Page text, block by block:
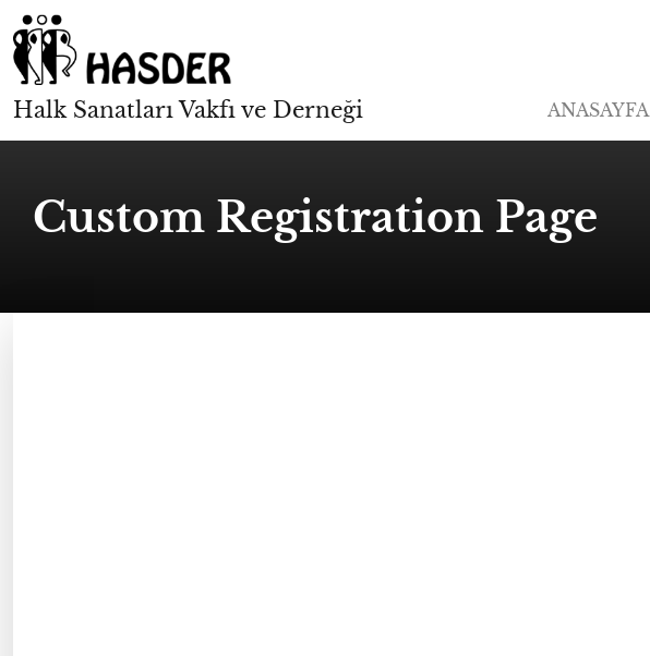
Halk Sanatları Vakfı ve Derneği ANASAYFA
Custom Registration Page